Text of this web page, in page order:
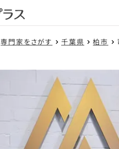
専門家をさがす 千葉県 柏市